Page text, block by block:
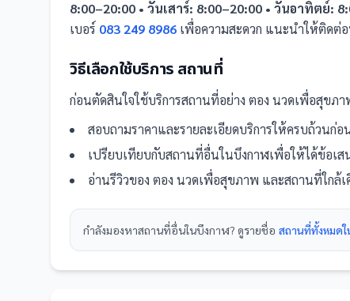
8:00–20:00 • วันเสาร์: 8:00–20:00 • วันอาทิตย์:
เบอร์ 083 249 8986 เพื่อความสะดวก แนะนำให้ติดต่
วิธีเลือกใช้บริการ สถานที่
ก่อนตัดสินใจใช้บริการสถานที่อย่าง ตอง นวดเพื่อสุขภา
สอบถามราคาและรายละเอียดบริการให้ครบถ้วนก่อ
เปรียบเทียบกับสถานที่อื่นในบึงกาฬเพื่อให้ได้ข้อเ
อ่านรีวิวของ ตอง นวดเพื่อสุขภาพ และสถานที่ใกล้
กำลังมองหาสถานที่อื่นในบึงกาฬ? ดูรายชื่อ สถานที่ทั้งหมด